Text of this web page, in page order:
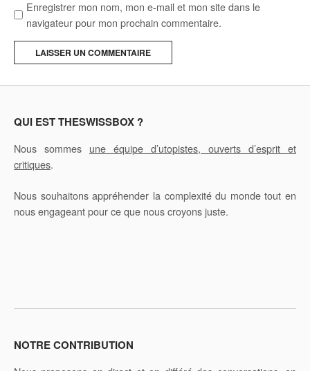
Enregistrer mon nom, mon e-mail et mon site dans le
navigateur pour mon prochain commentaire.
l
QUI EST THESWISSBOX ?
Nous sommes une équipe d’utopistes, ouverts d’esprit et
critiques.
Nous souhaitons appréhender la complexité du monde tout en
nous engageant pour ce que nous croyons juste.
NOTRE CONTRIBUTION